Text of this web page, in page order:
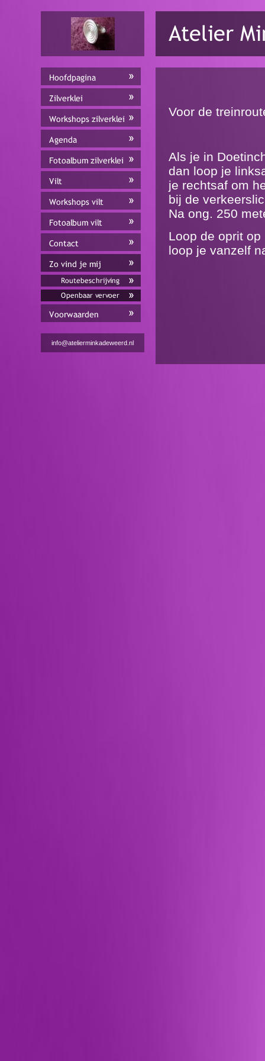
info@atelierminkadeweerd.nl
Voor de
Als je in
dan loop je
je rechtsaf om
bij de
Na ong. 250
Loop de oprit
loop je vanzelf